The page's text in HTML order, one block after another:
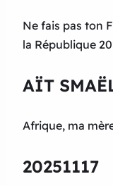
Ne fais pas ton
la République
AÏT
Afrique, ma
20251117